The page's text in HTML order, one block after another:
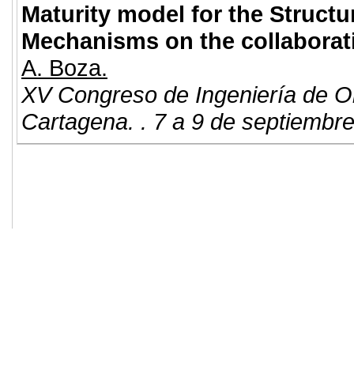
Maturity model for the
Mechanisms on the
A. Boza.
XV Congreso de Ingeniería de
Cartagena. . 7 a 9 de